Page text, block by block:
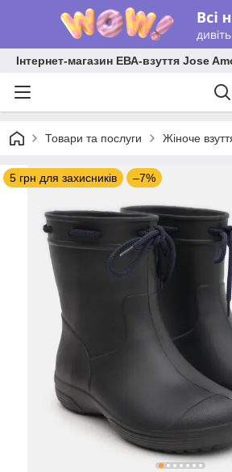
Інтернет-магазин ЕВА-взуття Jose
Товари та послуги Жіноче
5 грн для захисників –7%